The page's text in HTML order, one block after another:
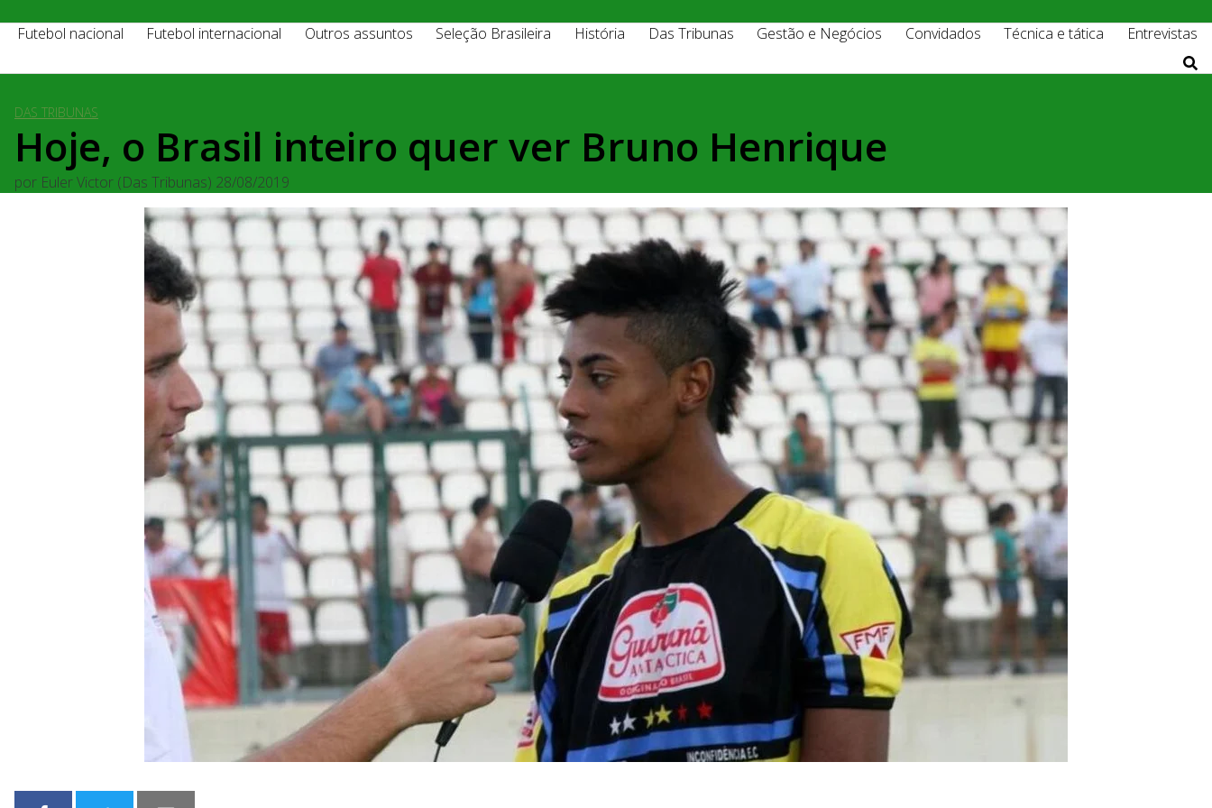
Futebol nacional Futebol internacional Outros assuntos Seleção Brasileira História Das Tribunas Gestão e Negócios Convidados Técnica e tática Entrevistas
DAS TRIBUNAS
Hoje, o Brasil inteiro quer ver Bruno Henrique
por Euler Victor (Das Tribunas) 28/08/2019